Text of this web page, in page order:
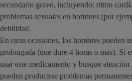
secundario grave, incluyendo: ritmo
problemas sexuales en hombres (por
debilidad.
En raras ocasiones, los hombres pueden
prolongada (que dure 4 horas o más). Si
usar este medicamento y busque
pueden producirse problemas